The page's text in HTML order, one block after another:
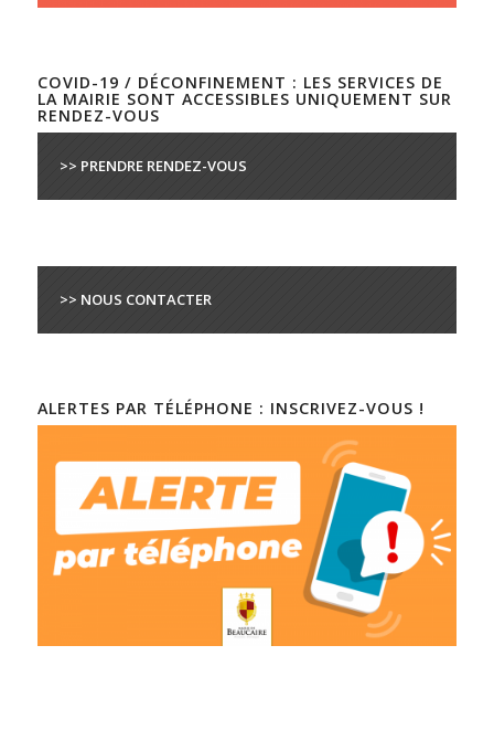
COVID-19 / DÉCONFINEMENT : LES SERVICES DE
LA MAIRIE SONT ACCESSIBLES UNIQUEMENT SUR
RENDEZ-VOUS
>> PRENDRE RENDEZ-VOUS
>> NOUS CONTACTER
ALERTES PAR TÉLÉPHONE : INSCRIVEZ-VOUS !